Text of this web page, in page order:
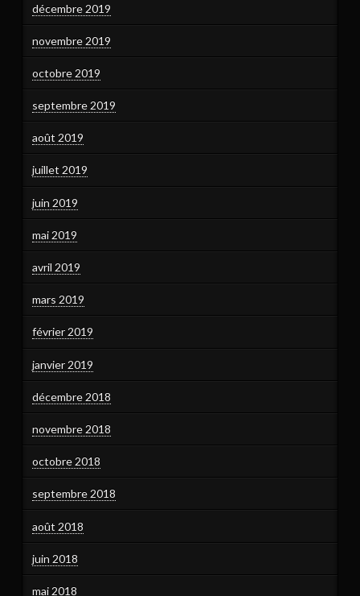
décembre 2019
novembre 2019
octobre 2019
septembre 2019
août 2019
juillet 2019
juin 2019
mai 2019
avril 2019
mars 2019
février 2019
janvier 2019
décembre 2018
novembre 2018
octobre 2018
septembre 2018
août 2018
juin 2018
mai 2018